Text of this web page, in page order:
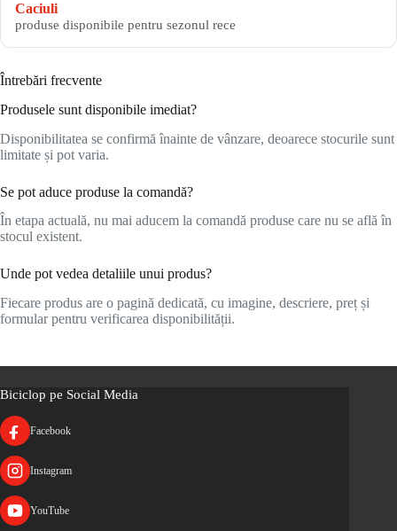
Caciuli
produse disponibile pentru sezonul rece
Întrebări frecvente
Produsele sunt disponibile imediat?
Disponibilitatea se confirmă înainte de vânzare, deoarece stocurile sunt
limitate și pot varia.
Se pot aduce produse la comandă?
În etapa actuală, nu mai aducem la comandă produse care nu se află în
stocul existent.
Unde pot vedea detaliile unui produs?
Fiecare produs are o pagină dedicată, cu imagine, descriere, preț și
formular pentru verificarea disponibilității.
Biciclop pe Social Media
Facebook
Instagram
YouTube